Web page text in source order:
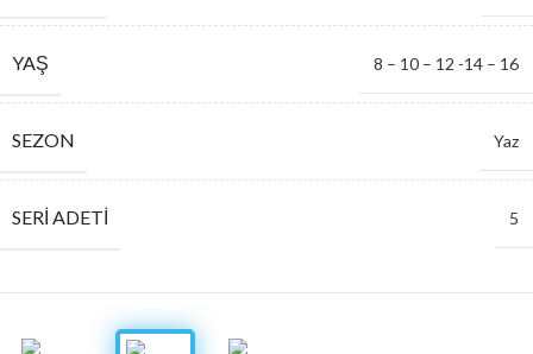
YAŞ 8 – 10 – 12 -14 – 16
SEZON Yaz
SERI ADETI 5